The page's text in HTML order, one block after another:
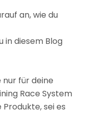
an, wie du
in diesem Blog
für deine
Race System
sei es